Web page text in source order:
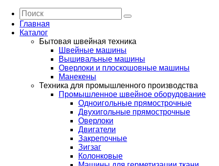
Главная
Каталог
Бытовая швейная техника
Швейные машины
Вышивальные машины
Оверлоки и плоскошовные машины
Манекены
Техника для промышленного производства
Промышленное швейное оборудование
Одноигольные прямострочные
Двухигольные прямострочные
Оверлоки
Двигатели
Закрепочные
Зигзаг
Колонковые